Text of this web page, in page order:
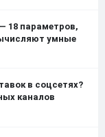
18 параметров,
умные
в соцсетях?
каналов